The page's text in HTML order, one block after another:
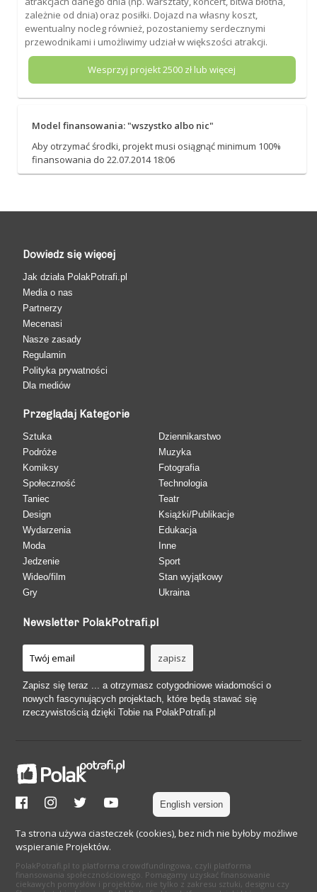
zależnie od dnia) oraz posiłki. Dojazd na własny koszt,
ewentualny nocleg również, pozostaniemy serdecznymi
przewodnikami i umożliwimy udział w większości atrakcji.
Wesprzyj projekt2500 zł lub więcej
Model finansowania: "wszystko albo nic"
Aby otrzymać środki, projekt musi osiągnąć minimum 100%
finansowania do 22.07.2014 18:06
Dowiedz się więcej
Jak działa PolakPotrafi.pl
Media o nas
Partnerzy
Mecenasi
Nasze zasady
Regulamin
Polityka prywatności
Dla mediów
Przeglądaj Kategorie
Sztuka
Podróże
Komiksy
Społeczność
Taniec
Design
Wydarzenia
Moda
Jedzenie
Wideo/film
Gry
Dziennikarstwo
Muzyka
Fotografia
Technologia
Teatr
Książki/Publikacje
Edukacja
Inne
Sport
Stan wyjątkowy
Ukraina
Newsletter PolakPotrafi.pl
Zapisz się teraz ... a otrzymasz cotygodniowe wiadomości o
nowych fascynujących projektach, które będą stawać się
rzeczywistością dzięki Tobie na PolakPotrafi.pl
English version
Ta strona używa ciasteczek (cookies), bez nich nie byłoby możliwe
wspieranie Projektów.
PolakPotrafi.pl to platforma crowdfundingowa, czyli platforma
finansowania społecznościowego. Pomagamy uzyskać finansowanie
ciekawych pomysłów i projektów, nie tylko z zakresu sztuki, designu czy